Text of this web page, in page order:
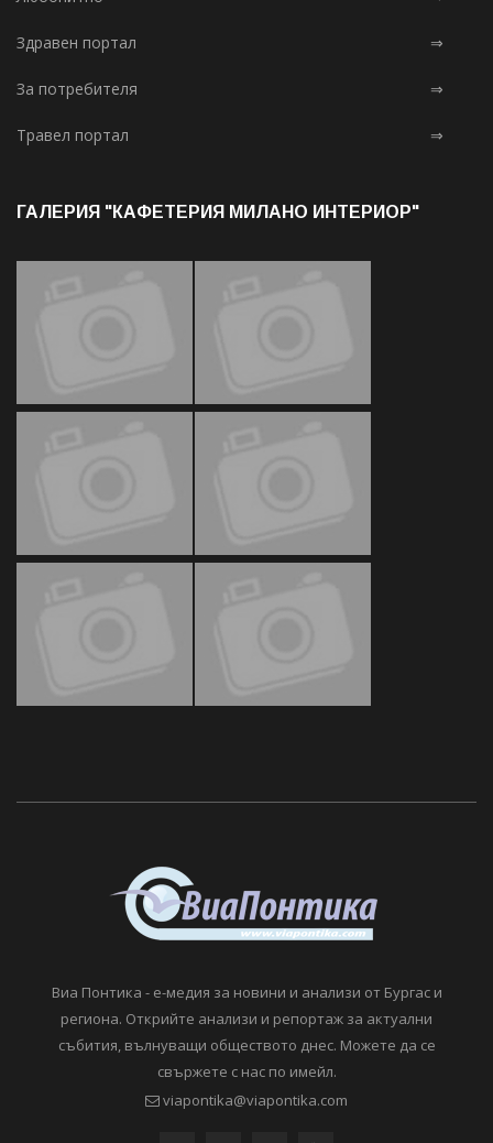
Здравен портал ⇒
За потребителя ⇒
Травел портал ⇒
ГАЛЕРИЯ "КАФЕТЕРИЯ МИЛАНО ИНТЕРИОР"
Виа Понтика - е-медия за новини и анализи от Бургас и
региона. Открийте анализи и репортаж за актуални
събития, вълнуващи обществото днес. Можете да се
свържете с нас по имейл.
viapontika@viapontika.com